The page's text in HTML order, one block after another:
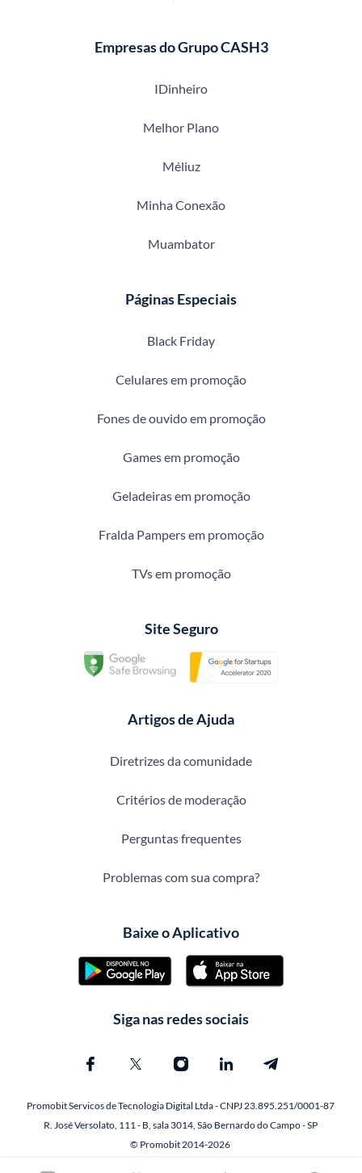
Empresas do Grupo CASH3
IDinheiro
Melhor Plano
Méliuz
Minha Conexão
Muambator
Páginas Especiais
Black Friday
Celulares em promoção
Fones de ouvido em promoção
Games em promoção
Geladeiras em promoção
Fralda Pampers em promoção
TVs em promoção
Site Seguro
Artigos de Ajuda
Diretrizes da comunidade
Critérios de moderação
Perguntas frequentes
Problemas com sua compra?
Baixe o Aplicativo
Siga nas redes sociais
Promobit Servicos de Tecnologia Digital Ltda - CNPJ 23.895.251/0001-87
R. José Versolato, 111 - B, sala 3014, São Bernardo do Campo - SP
© Promobit 2014-2026